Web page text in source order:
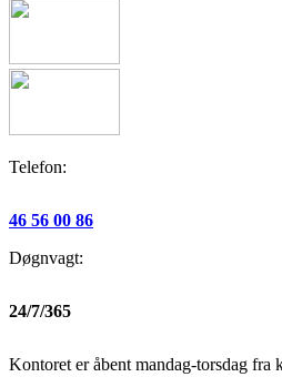
Telefon:
46 56 00 86
Døgnvagt:
24/7/365
Kontoret er åbent mandag-torsdag